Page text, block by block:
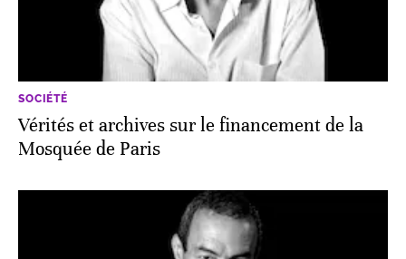
SOCIÉTÉ
Vérités et archives sur le financement de la
Mosquée de Paris